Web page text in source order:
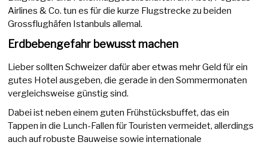
Airlines & Co. tun es für die kurze Flugstrecke zu beiden
Grossflughäfen Istanbuls allemal.
Erdbebengefahr bewusst machen
Lieber sollten Schweizer dafür aber etwas mehr Geld für ein
gutes Hotel ausgeben, die gerade in den Sommermonaten
vergleichsweise günstig sind.
Dabei ist neben einem guten Frühstücksbuffet, das ein
Tappen in die Lunch-Fallen für Touristen vermeidet, allerdings
auch auf robuste Bauweise sowie internationale